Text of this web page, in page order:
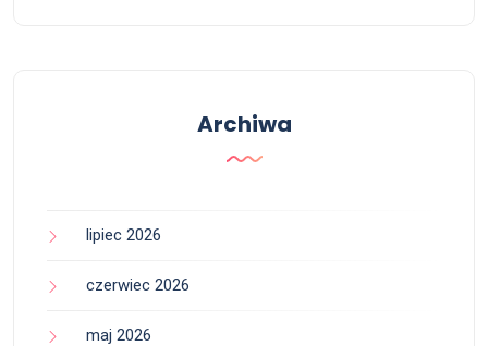
Archiwa
lipiec 2026
czerwiec 2026
maj 2026